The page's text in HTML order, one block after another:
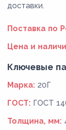
доставки.
Поставка по
Цена и
Ключевые
Марка: 20Г
ГОСТ: ГОСТ
Толщина, мм: